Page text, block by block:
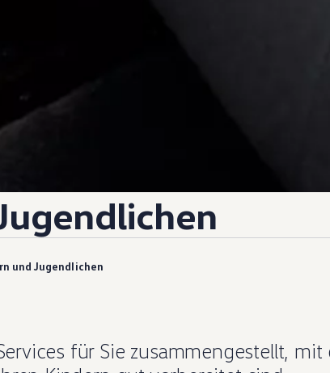
und Jugendlichen
für Sie zusammengestellt,